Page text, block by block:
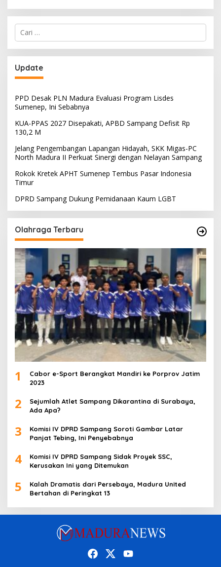
Cari
untuk:
Update
PPD Desak PLN Madura Evaluasi Program Lisdes
Sumenep, Ini Sebabnya
KUA-PPAS 2027 Disepakati, APBD Sampang Defisit Rp
130,2 M
Jelang Pengembangan Lapangan Hidayah, SKK Migas-PC
North Madura II Perkuat Sinergi dengan Nelayan Sampang
Rokok Kretek APHT Sumenep Tembus Pasar Indonesia
Timur
DPRD Sampang Dukung Pemidanaan Kaum LGBT
Olahraga Terbaru
1
Cabor e-Sport Berangkat Mandiri ke Porprov Jatim
2023
2
Sejumlah Atlet Sampang Dikarantina di Surabaya,
Ada Apa?
3
Komisi IV DPRD Sampang Soroti Gambar Latar
Panjat Tebing, Ini Penyebabnya
4
Komisi IV DPRD Sampang Sidak Proyek SSC,
Kerusakan Ini yang Ditemukan
5
Kalah Dramatis dari Persebaya, Madura United
Bertahan di Peringkat 13